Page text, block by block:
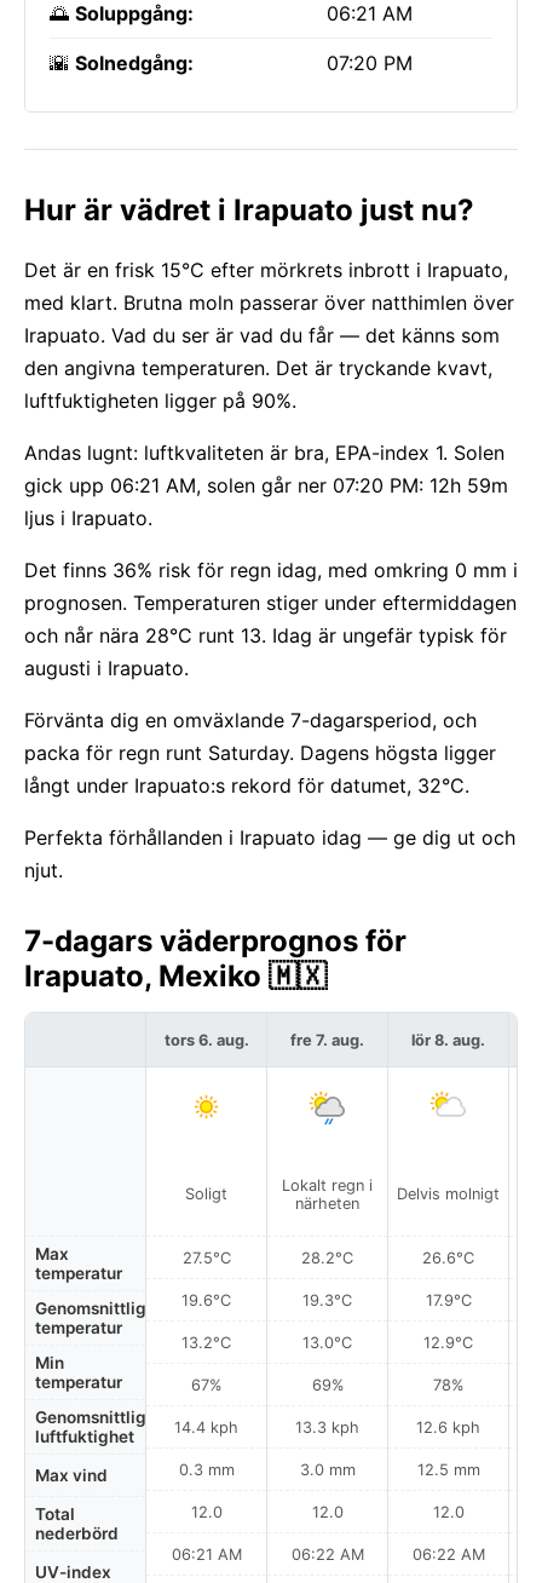
🌅 Soluppgång: 06:21 AM
🌇 Solnedgång: 07:20 PM
Hur är vädret i Irapuato just nu?
Det är en frisk 15°C efter mörkrets inbrott i Irapuato,
med klart. Brutna moln passerar över natthimlen över
Irapuato. Vad du ser är vad du får — det känns som
den angivna temperaturen. Det är tryckande kvavt,
luftfuktigheten ligger på 90%.
Andas lugnt: luftkvaliteten är bra, EPA-index 1. Solen
gick upp 06:21 AM, solen går ner 07:20 PM: 12h 59m
ljus i Irapuato.
Det finns 36% risk för regn idag, med omkring 0 mm i
prognosen. Temperaturen stiger under eftermiddagen
och når nära 28°C runt 13. Idag är ungefär typisk för
augusti i Irapuato.
Förvänta dig en omväxlande 7-dagarsperiod, och
packa för regn runt Saturday. Dagens högsta ligger
långt under Irapuato:s rekord för datumet, 32°C.
Perfekta förhållanden i Irapuato idag — ge dig ut och
njut.
7-dagars väderprognos för
Irapuato, Mexiko 🇲🇽
Max
temperatur
Genomsnittlig
temperatur
Min
temperatur
Genomsnittlig
luftfuktighet
Max vind
Total
nederbörd
UV-index
tors 6. aug.
Soligt
27.5°C
19.6°C
13.2°C
67%
14.4 kph
0.3 mm
12.0
06:21 AM
fre 7. aug.
Lokalt regn i
närheten
28.2°C
19.3°C
13.0°C
69%
13.3 kph
3.0 mm
12.0
06:22 AM
lör 8. aug.
Delvis molnigt
26.6°C
17.9°C
12.9°C
78%
12.6 kph
12.5 mm
12.0
06:22 AM